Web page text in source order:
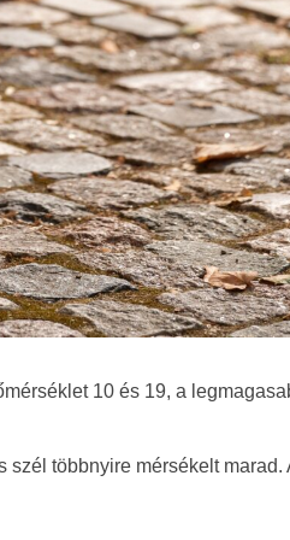
10 és 19, a
többnyire mérsékelt marad.